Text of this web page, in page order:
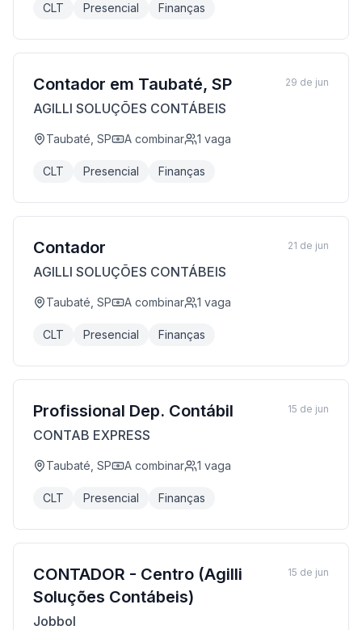
CLT Presencial Finanças
Contador em Taubaté, SP
AGILLI SOLUÇÕES CONTÁBEIS
Taubaté, SP A combinar 1 vaga
CLT Presencial Finanças
29 de jun
Contador
AGILLI SOLUÇÕES CONTÁBEIS
Taubaté, SP A combinar 1 vaga
CLT Presencial Finanças
21 de jun
Profissional Dep. Contábil
CONTAB EXPRESS
Taubaté, SP A combinar 1 vaga
CLT Presencial Finanças
15 de jun
CONTADOR - Centro (Agilli
Soluções Contábeis)
Jobbol
15 de jun